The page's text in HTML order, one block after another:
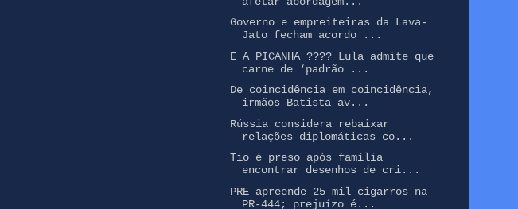
Governo e empreiteiras da Lava-
Jato fecham acordo ...
E A PICANHA ???? Lula admite que
carne de ‘padrão ...
De coincidência em coincidência,
irmãos Batista av...
Rússia considera rebaixar
relações diplomáticas co...
Tio é preso após família
encontrar desenhos de cri...
PRE apreende 25 mil cigarros na
PR-444; prejuízo é...